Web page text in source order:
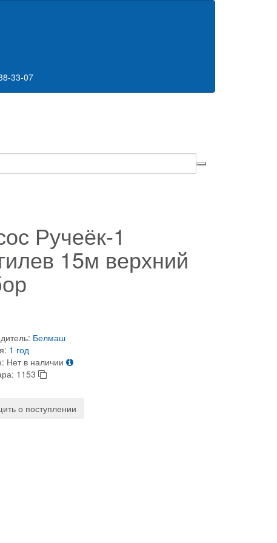
33-07
Ручеёк-1
15м верхний
Белмаш
1 год
Нет в наличии
1153
о поступлении